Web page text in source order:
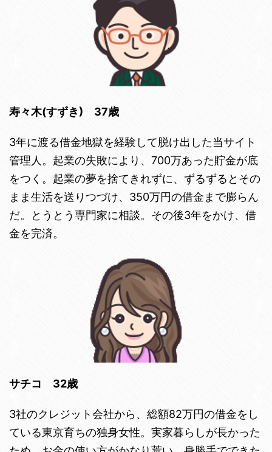
寿々木(すずき) 37歳
3年に渡る借金地獄を経験して脱け出した当サイト
管理人。起業の失敗により、700万あった貯金が底
をつく。起業の夢を捨てきれずに、ずるずるとその
まま生活を送りつづけ、350万円の借金まで膨らん
だ。とうとう専門家に相談。その後3年をかけ、借
金を完済。
サチコ 32歳
3社のクレジット会社から、総額82万円の借金をし
ている東京育ちの独身女性。実家暮らしが長かった